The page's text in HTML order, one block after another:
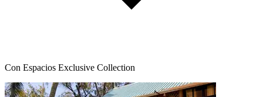
Con Espacios Exclusive Collection